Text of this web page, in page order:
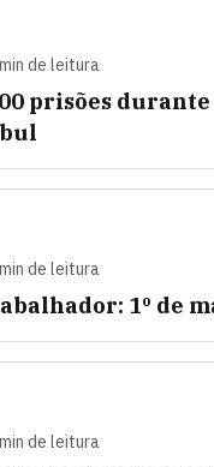
de leitura
prisões
de leitura
1º de
de leitura